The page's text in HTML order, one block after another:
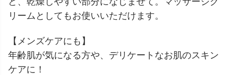
リームとしてもお使いいただけます。
【メンズケアにも】
年齢肌が気になる方や、デリケートなお肌のスキン
ケアに！